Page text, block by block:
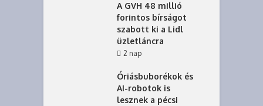
A GVH 48 millió
forintos bírságot
szabott ki a Lidl
üzletláncra
2 nap
Óriásbuborékok és
AI-robotok is
lesznek a pécsi